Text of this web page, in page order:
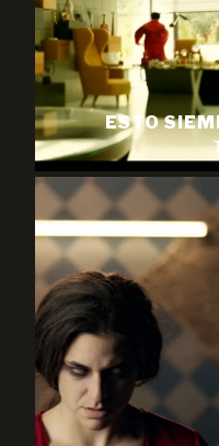
ESTO